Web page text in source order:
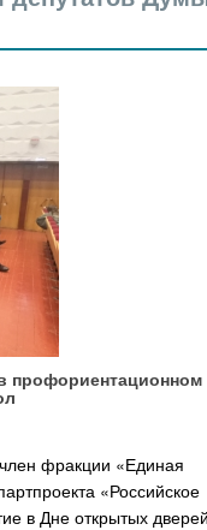
профориентационном
фракции «Единая
«Российское
в Дне открытых